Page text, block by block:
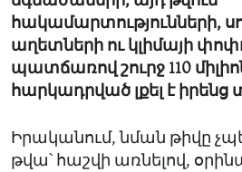
հակամարտությունների,
աղետների ու կլիմայի
պատճառով շուրջ 110
հարկադրված լքել է իրենց
Իրականում, նման թիվը
թվա՝ հաշվի առնելով,